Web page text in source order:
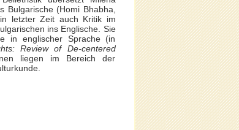
Bulgarische (Homi Bhabha,
letzter Zeit auch Kritik im
ins Englische. Sie
in englischer Sprache (in
Review of De-centered
liegen im Bereich der